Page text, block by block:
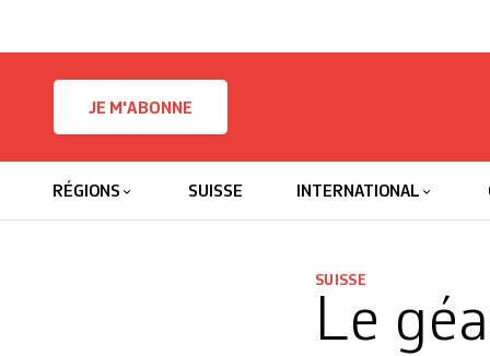
JE M'ABONNE
RÉGIONS SUISSE INTERNATIONAL
SUISSE
Le